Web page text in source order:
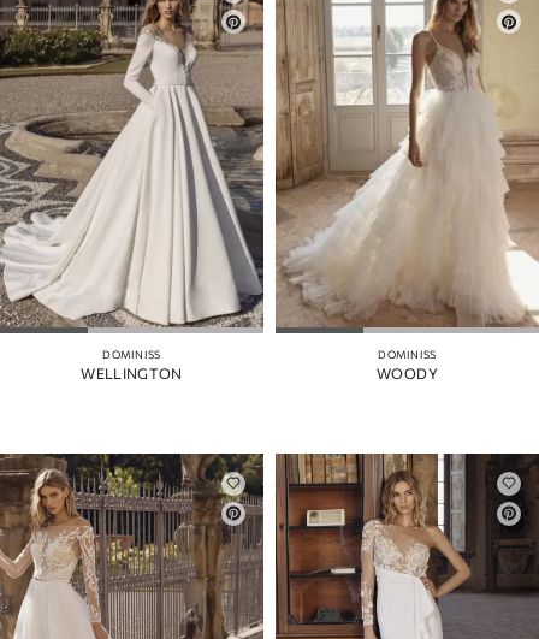
DOMINISS
WELLINGTON
DOMINISS
WOODY